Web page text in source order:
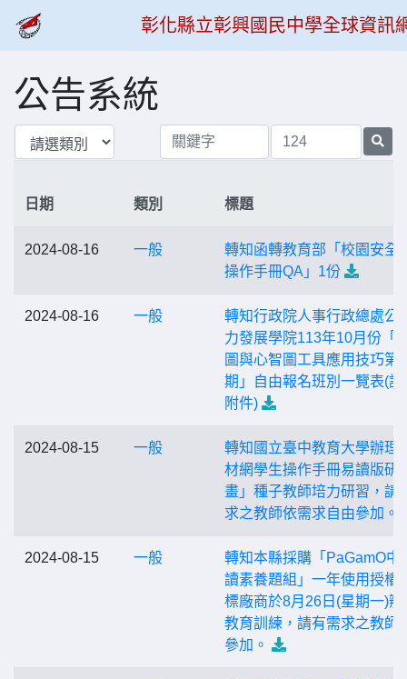
彰化縣立彰興國民中學全球資訊
公告系統
日期 類別 標題
2024-08-16 一般
轉知函轉教育部「校園安全
操作手冊QA」1份
2024-08-16 一般
轉知行政院人事行政總處公
力發展學院113年10月份「
圖與心智圖工具應用技巧第8
期」自由報名班別一覽表(詳
附件)
2024-08-15 一般
轉知國立臺中教育大學辦理
材網學生操作手冊易讀版研
畫」種子教師培力研習，請
求之教師依需求自由參加。
2024-08-15 一般
轉知本縣採購「PaGamO中
讀素養題組」一年使用授權
標廠商於8月26日(星期一)辦
教育訓練，請有需求之教師
參加。